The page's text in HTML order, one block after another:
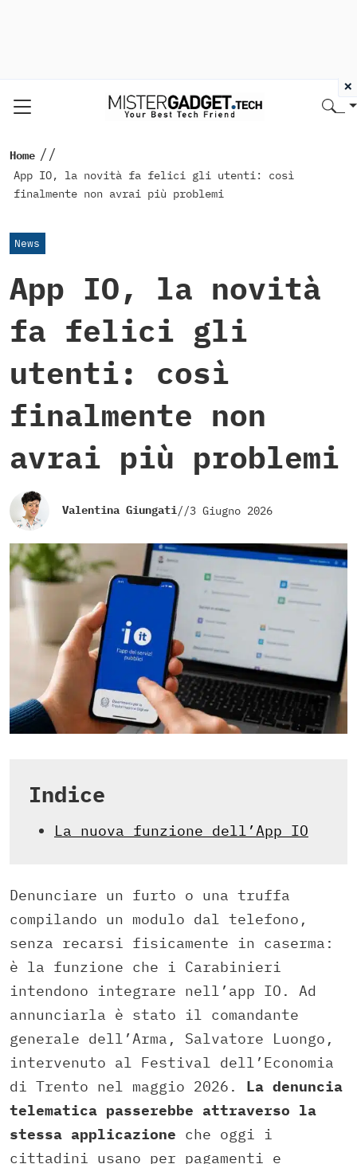
Home //
App IO, la novità fa felici gli utenti: così
finalmente non avrai più problemi
News
App IO, la novità
fa felici gli
utenti: così
finalmente non
avrai più problemi
Valentina Giungati//3 Giugno 2026
Indice
La nuova funzione dell’App IO
Denunciare un furto o una truffa
compilando un modulo dal telefono,
senza recarsi fisicamente in caserma:
è la funzione che i Carabinieri
intendono integrare nell’app IO. Ad
annunciarla è stato il comandante
generale dell’Arma, Salvatore Luongo,
intervenuto al Festival dell’Economia
di Trento nel maggio 2026. La denuncia
telematica passerebbe attraverso la
stessa applicazione che oggi i
cittadini usano per pagamenti e
×